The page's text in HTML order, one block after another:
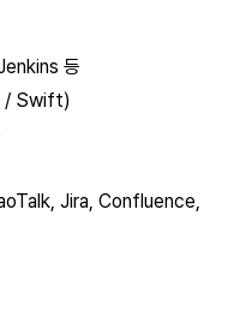
등
/ Swift)
Jira, Confluence,